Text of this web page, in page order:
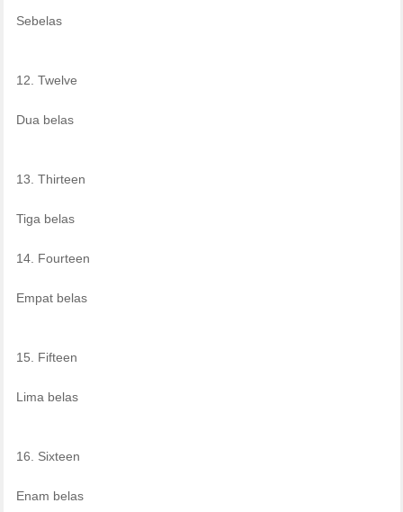
Sebelas
12. Twelve
Dua belas
13. Thirteen
Tiga belas
14. Fourteen
Empat belas
15. Fifteen
Lima belas
16. Sixteen
Enam belas